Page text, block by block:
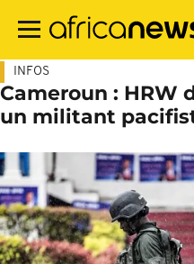
contenu
INFOS
Cameroun : HRW
un militant